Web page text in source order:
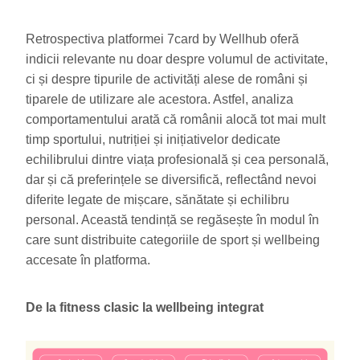
Retrospectiva platformei 7card by Wellhub oferă
indicii relevante nu doar despre volumul de activitate,
ci și despre tipurile de activități alese de români și
tiparele de utilizare ale acestora. Astfel, analiza
comportamentului arată că românii alocă tot mai mult
timp sportului, nutriției și inițiativelor dedicate
echilibrului dintre viața profesională și cea personală,
dar și că preferințele se diversifică, reflectând nevoi
diferite legate de mișcare, sănătate și echilibru
personal. Această tendință se regăsește în modul în
care sunt distribuite categoriile de sport și wellbeing
accesate în platforma.
De la fitness clasic la wellbeing integrat